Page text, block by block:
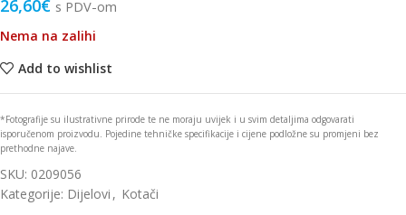
26,60€ s PDV-om
Nema na zalihi
Add to wishlist
*Fotografije su ilustrativne prirode te ne moraju uvijek i u svim detaljima odgovarati
isporučenom proizvodu. Pojedine tehničke specifikacije i cijene podložne su promjeni bez
prethodne najave.
SKU: 0209056
Kategorije: Dijelovi , Kotači